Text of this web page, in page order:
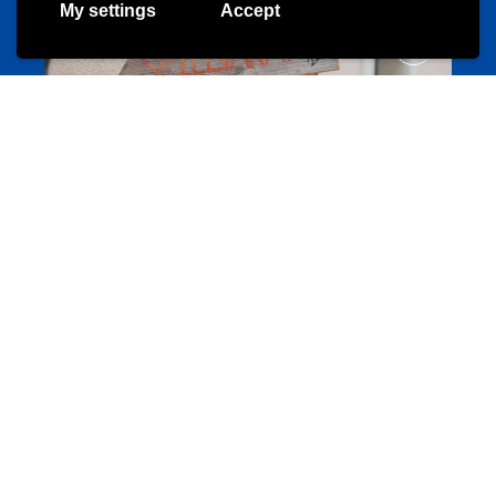
My settings Accept